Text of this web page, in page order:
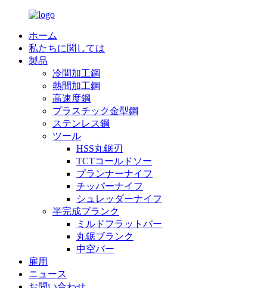
ホーム
私たちに関しては
製品
冷間加工鋼
熱間加工鋼
高速度鋼
プラスチック金型鋼
ステンレス鋼
ツール
HSS丸鋸刃
TCTコールドソー
プランナーナイフ
チッパーナイフ
シュレッダーナイフ
半完成ブランク
ミルドフラットバー
丸鋸ブランク
中空バー
雇用
ニュース